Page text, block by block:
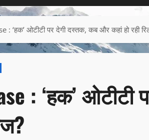
: ‘हक’ ओटीटी पर देगी दस्तक, कब और कहां हो रही
: ‘हक’